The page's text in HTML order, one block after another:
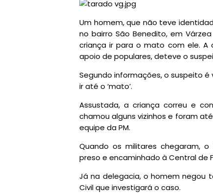
Um homem, que não teve
no bairro São Benedito, em
criança ir para o mato com ele.
apoio de populares, deteve o
Segundo informações, o suspeito
ir até o ‘mato’.
Assustada, a criança correu e
chamou alguns vizinhos e foram
equipe da PM.
Quando os militares chegaram,
preso e encaminhado à Central de
Já na delegacia, o homem negou
Civil que investigará o caso.